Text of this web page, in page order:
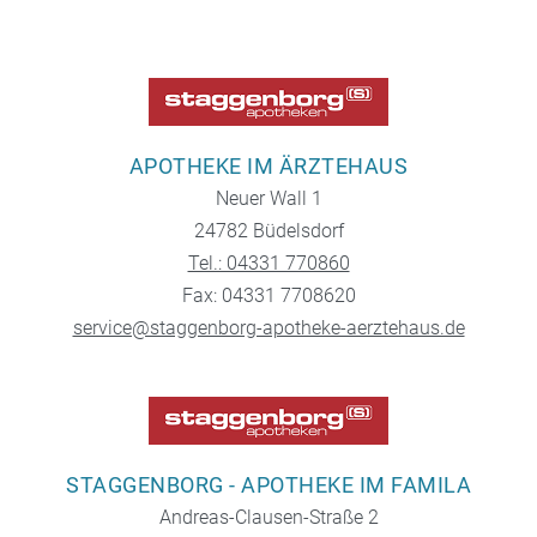
APOTHEKE IM ÄRZTEHAUS
Neuer Wall 1
24782 Büdelsdorf
Tel.: 04331 770860
Fax: 04331 7708620
service@staggenborg-apotheke-aerztehaus.de
STAGGENBORG - APOTHEKE IM FAMILA
Andreas-Clausen-Straße 2